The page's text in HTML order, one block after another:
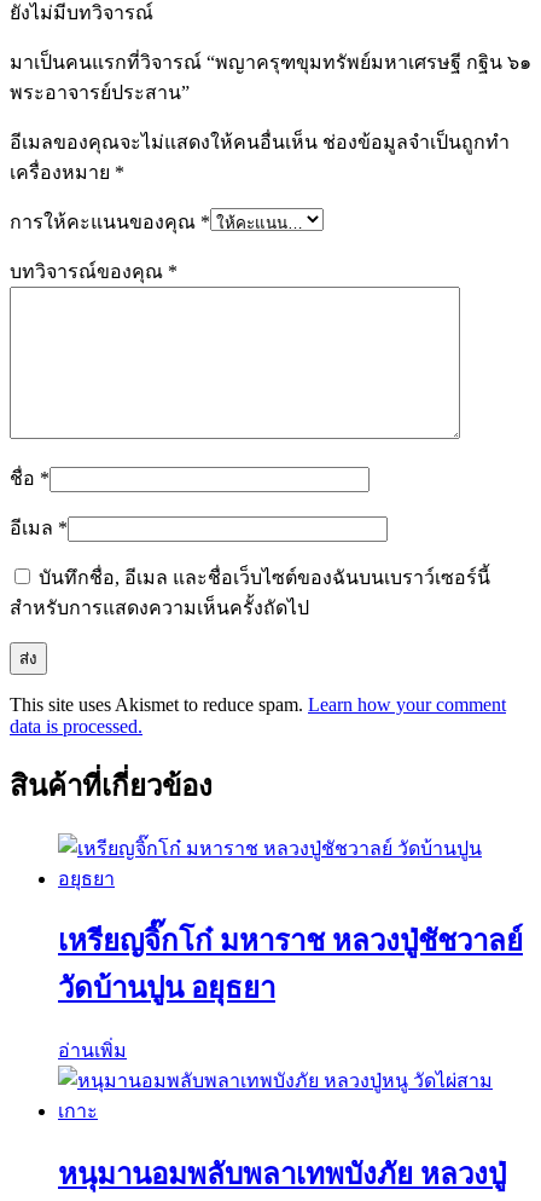
ยังไม่มีบทวิจารณ์
มาเป็นคนแรกที่วิจารณ์ “พญาครุฑขุมทรัพย์มหาเศรษฐี กฐิน ๖๑
พระอาจารย์ประสาน”
อีเมลของคุณจะไม่แสดงให้คนอื่นเห็น ช่องข้อมูลจำเป็นถูกทำ
เครื่องหมาย *
การให้คะแนนของคุณ *
บทวิจารณ์ของคุณ *
ชื่อ *
อีเมล *
บันทึกชื่อ, อีเมล และชื่อเว็บไซต์ของฉันบนเบราว์เซอร์นี้
สำหรับการแสดงความเห็นครั้งถัดไป
This site uses Akismet to reduce spam. Learn how your comment
data is processed.
สินค้าที่เกี่ยวข้อง
เหรียญจิ๊กโก๋ มหาราช หลวงปู่ชัชวาลย์
วัดบ้านปูน อยุธยา
อ่านเพิ่ม
หนุมานอมพลับพลาเทพบังภัย หลวงปู่